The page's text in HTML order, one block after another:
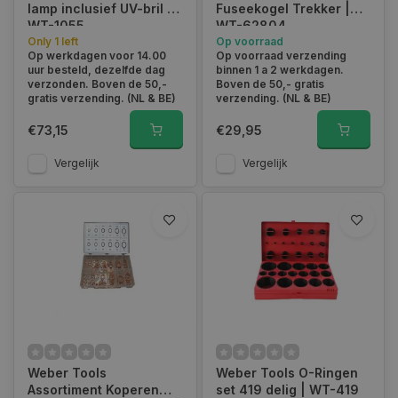
lamp inclusief UV-bril |
WT-1055
Only 1 left
Op werkdagen voor 14.00
uur besteld, dezelfde dag
verzonden. Boven de 50,-
gratis verzending. (NL & BE)
€73,15
Vergelijk
Fuseekogel Trekker |
WT-62804
Op voorraad
Op voorraad verzending
binnen 1 a 2 werkdagen.
Boven de 50,- gratis
verzending. (NL & BE)
€29,95
Vergelijk
Weber Tools
Assortiment Koperen
Weber Tools O-Ringen
set 419 delig | WT-419